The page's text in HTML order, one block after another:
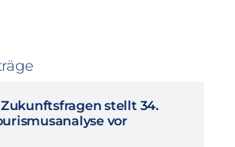
stellt 34.
vor